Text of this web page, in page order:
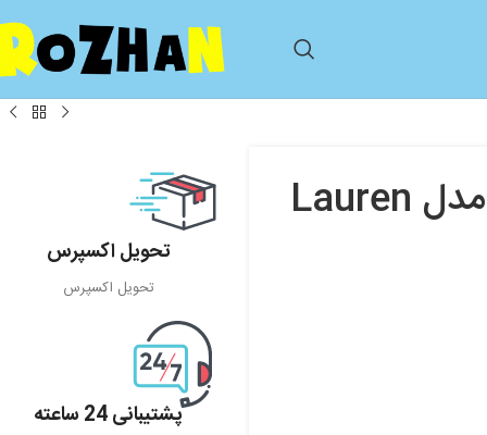
تحویل اکسپرس
تحویل اکسپرس
پشتیبانی 24 ساعته